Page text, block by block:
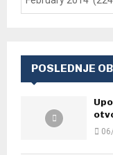
POSLEDNJE